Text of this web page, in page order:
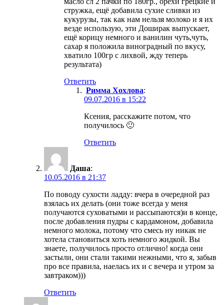
стружка, ещё добавила сухие сливки из
кукурузы, так как нам нельзя молоко и я их
везде использую, эти Доширак выпускает,
ещё корицу немного и ванилин чуть,чуть,
сахар я положила виноградный по вкусу,
хватило 100гр с лихвой, жду теперь
результата)
Ответить
Римма Хохлова:
09.07.2016 в 15:22
Ксения, расскажите потом, что
получилось 🙂
Ответить
Даша:
10.05.2016 в 21:37
По поводу сухости ладду: вчера в очередной раз
взялась их делать (они тоже всегда у меня
получаются суховатыми и рассыпаются)и в конце,
после добавления пудры с кардамоном, добавила
немного молока, потому что смесь ну никак не
хотела становиться хоть немного жидкой. Вы
знаете, получилось просто отлично! когда они
застыли, они стали такими нежными, что я, забыв
про все правила, наелась их и с вечера и утром за
завтраком)))
Ответить